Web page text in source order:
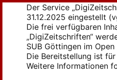
Der Service
31.12.2025 eingestellt
Die frei verfügbaren
„DigiZeitschriften“
SUB Göttingen im
Die Bereitstellung ist
Weitere Informationen